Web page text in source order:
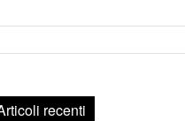
recenti